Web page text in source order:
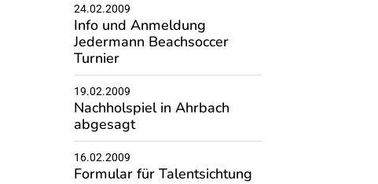
24.02.2009
Info und Anmeldung
Jedermann Beachsoccer
Turnier
19.02.2009
Nachholspiel in Ahrbach
abgesagt
16.02.2009
Formular für Talentsichtung